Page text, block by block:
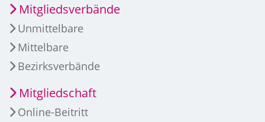
Mitgliedsverbände
Unmittelbare
Mittelbare
Bezirksverbände
Mitgliedschaft
Online-Beitritt